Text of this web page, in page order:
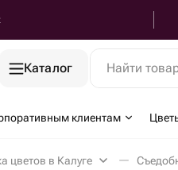
Каталог Найти
клиентам
цветов в Калуге